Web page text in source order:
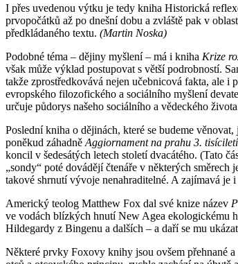
I přes uvedenou výtku je tedy kniha Historická
prvopočátků až po dnešní dobu a zvláště pak v
předkládaného textu. (Martin Noska)
Podobné téma – dějiny myšlení – má i kniha Krize
však může výklad postupovat s větší podrobností.
takže zprostředkovává nejen učebnicová fakta, ale
evropského filozofického a sociálního myšlení
určuje půdorys našeho sociálního a vědeckého
Poslední kniha o dějinách, které se budeme
poněkud záhadně Aggiornamentna prahu 3.
koncil v šedesátých letech století dvacátého. (Tato
„sondy“ poté dovádějí čtenáře v některých
takové shrnutí vývoje nenahraditelné. A zajímavá je
Americký teolog Matthew Fox dal své knize název
ve vodách blízkých hnutí New Agea ekologickému
Hildegardy z Bingenu a dalších – a daří se mu
Některé prvky Foxovy knihy jsou ovšem přehnané